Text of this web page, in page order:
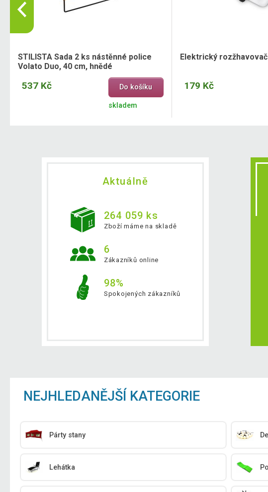
STILISTA Sada 2 ks nástěnné police
Volato Duo, 40 cm, hnědé
537 Kč Do košíku
skladem
Elektrický
179 Kč
Aktuálně
264 059 ks
Zboží máme na skladě
6
Zákazníků online
98%
Spokojených zákazníků
NEJHLEDANĚJŠÍ KATEGORIE
Párty stany
Lehátka